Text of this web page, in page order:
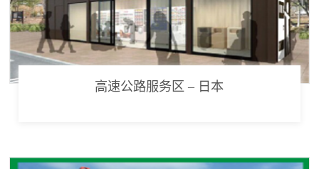
高速公路服务区 – 日本